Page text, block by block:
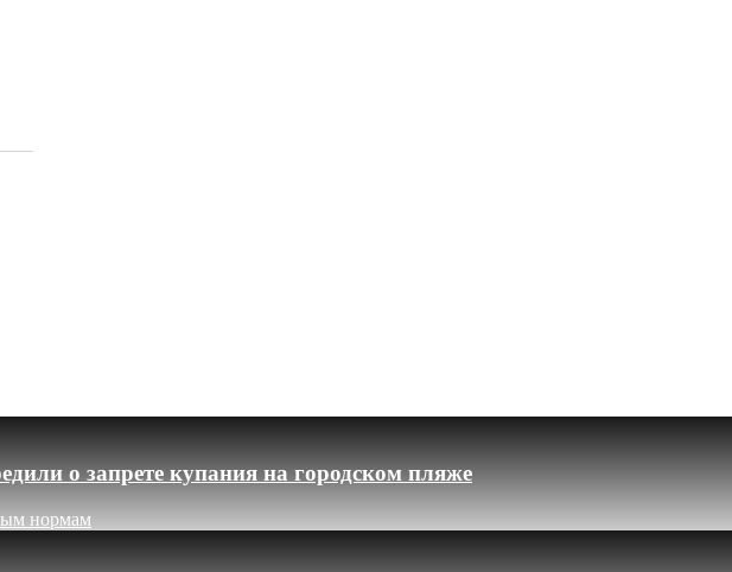
о запрете купания на городском пляже
нормам